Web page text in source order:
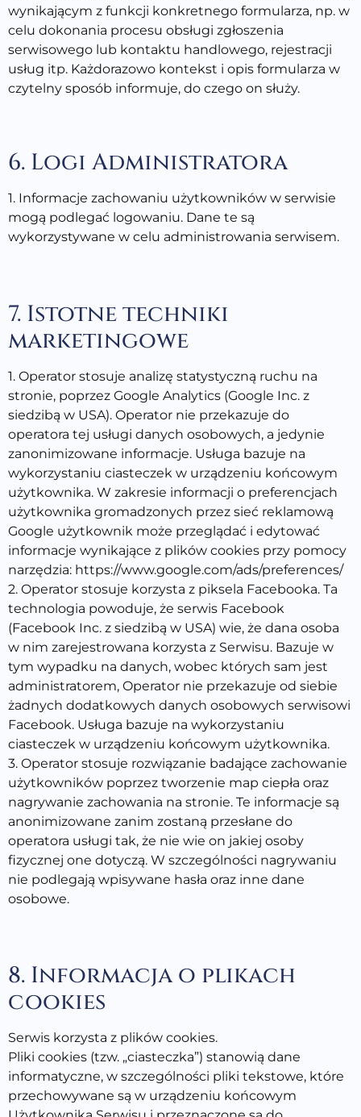
wynikającym z funkcji konkretnego formularza, np. w
celu dokonania procesu obsługi zgłoszenia
serwisowego lub kontaktu handlowego, rejestracji
usług itp. Każdorazowo kontekst i opis formularza w
czytelny sposób informuje, do czego on służy.
6. Logi Administratora
1. Informacje zachowaniu użytkowników w serwisie
mogą podlegać logowaniu. Dane te są
wykorzystywane w celu administrowania serwisem.
7. Istotne techniki
marketingowe
1. Operator stosuje analizę statystyczną ruchu na
stronie, poprzez Google Analytics (Google Inc. z
siedzibą w USA). Operator nie przekazuje do
operatora tej usługi danych osobowych, a jedynie
zanonimizowane informacje. Usługa bazuje na
wykorzystaniu ciasteczek w urządzeniu końcowym
użytkownika. W zakresie informacji o preferencjach
użytkownika gromadzonych przez sieć reklamową
Google użytkownik może przeglądać i edytować
informacje wynikające z plików cookies przy pomocy
narzędzia: https://www.google.com/ads/preferences/
2. Operator stosuje korzysta z piksela Facebooka. Ta
technologia powoduje, że serwis Facebook
(Facebook Inc. z siedzibą w USA) wie, że dana osoba
w nim zarejestrowana korzysta z Serwisu. Bazuje w
tym wypadku na danych, wobec których sam jest
administratorem, Operator nie przekazuje od siebie
żadnych dodatkowych danych osobowych serwisowi
Facebook. Usługa bazuje na wykorzystaniu
ciasteczek w urządzeniu końcowym użytkownika.
3. Operator stosuje rozwiązanie badające zachowanie
użytkowników poprzez tworzenie map ciepła oraz
nagrywanie zachowania na stronie. Te informacje są
anonimizowane zanim zostaną przesłane do
operatora usługi tak, że nie wie on jakiej osoby
fizycznej one dotyczą. W szczególności nagrywaniu
nie podlegają wpisywane hasła oraz inne dane
osobowe.
8. Informacja o plikach
cookies
Serwis korzysta z plików cookies.
Pliki cookies (tzw. „ciasteczka”) stanowią dane
informatyczne, w szczególności pliki tekstowe, które
przechowywane są w urządzeniu końcowym